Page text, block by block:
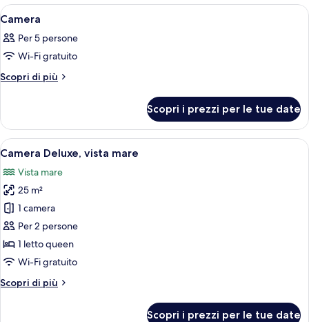
Apri
tutte
le
foto
per
Una camera d'albergo con due letti,
1
Camera
Per 5 persone
Wi-Fi gratuito
Scopri di più
Altri
Scopri i prezzi per le tue date
Apri
tutte
le
foto
per
Camera
Deluxe,
vista
Un letto rifatto con cura, un
6
Camera Deluxe, vista mare
Vista mare
25 m²
1 camera
Per 2 persone
1 letto queen
Wi-Fi gratuito
Scopri di più
Altri
Scopri i prezzi per le tue date